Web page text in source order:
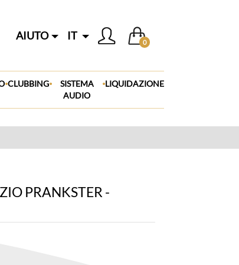
AIUTO IT
0
.CLUBBING.
SISTEMA
AUDIO
.LIQUIDAZIONE
PRANKSTER -